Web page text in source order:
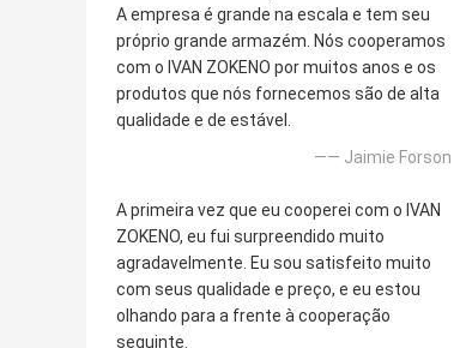
A empresa é grande na escala e tem seu
próprio grande armazém. Nós cooperamos
com o IVAN ZOKENO por muitos anos e os
produtos que nós fornecemos são de alta
qualidade e de estável.
—— Jaimie Forson
A primeira vez que eu cooperei com o IVAN
ZOKENO, eu fui surpreendido muito
agradavelmente. Eu sou satisfeito muito
com seus qualidade e preço, e eu estou
olhando para a frente à cooperação
seguinte.